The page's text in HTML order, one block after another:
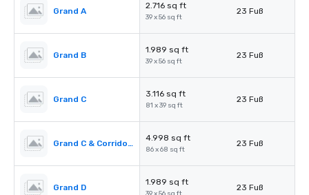
Grand A
2.716 sq ft
39 x 56 sq ft
23 Fuß
Grand B
1.989 sq ft
39 x 56 sq ft
23 Fuß
Grand C
3.116 sq ft
81 x 39 sq ft
23 Fuß
Grand C & Corridors
4.998 sq ft
86 x 68 sq ft
23 Fuß
Grand D
1.989 sq ft
23 Fuß